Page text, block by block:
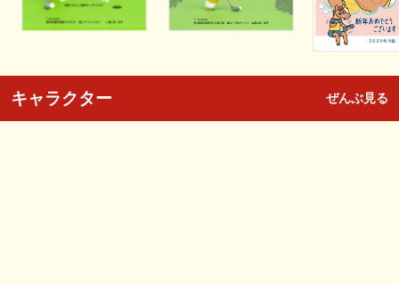
キャラクター ぜんぶ見る